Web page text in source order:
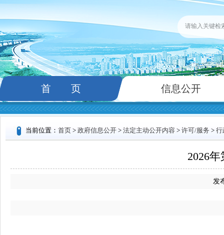
首 页 信息公开
当前位置： 首页 > 政府信息公开 > 法定主动公开内容 > 许可/服务 > 行
2026
发